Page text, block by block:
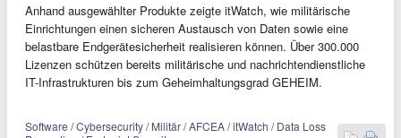
Anhand ausgewählter Produkte zeigte itWatch, wie militärische
Einrichtungen einen sicheren Austausch von Daten sowie eine
belastbare Endgerätesicherheit realisieren können. Über 300.000
Lizenzen schützen bereits militärische und nachrichtendienstliche
IT-Infrastrukturen bis zum Geheimhaltungsgrad GEHEIM.
Software / Cybersecurity / Militär / AFCEA / itWatch / Data Loss